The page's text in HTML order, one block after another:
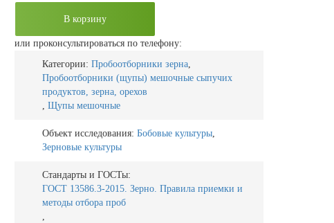
В корзину
или проконсультироваться по телефону:
Категории: Пробоотборники зерна,
Пробоотборники (щупы) мешочные сыпучих
продуктов, зерна, орехов
, Щупы мешочные
Объект исследования: Бобовые культуры,
Зерновые культуры
Стандарты и ГОСТы:
ГОСТ 13586.3-2015. Зерно. Правила приемки и
методы отбора проб
,